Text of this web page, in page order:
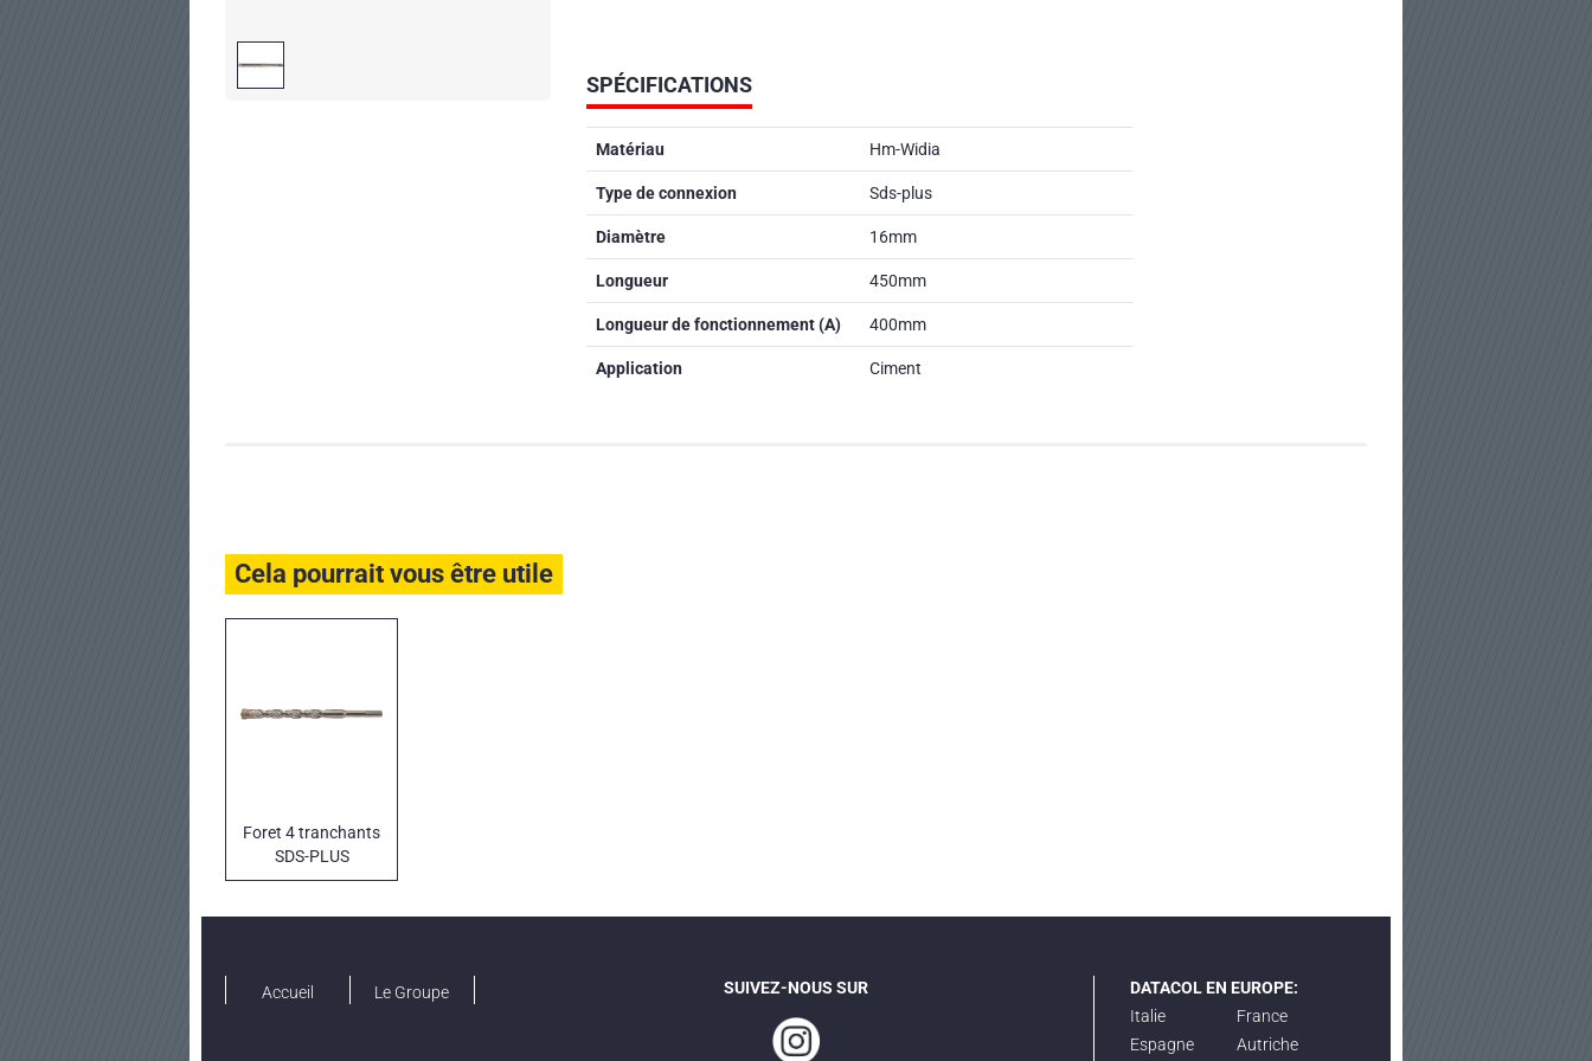
SPÉCIFICATIONS
Matériau Hm-Widia
Type de connexion Sds-plus
Diamètre 16mm
Longueur 450mm
Longueur de fonctionnement (A) 400mm
Application Ciment
Cela pourrait vous être utile
Foret 4 tranchants
SDS-PLUS
PREMIUMLINE
Accueil Le Groupe SUIVEZ-NOUS SUR
DATACOL EN EUROPE:
Italie
France
Espagne
Autriche